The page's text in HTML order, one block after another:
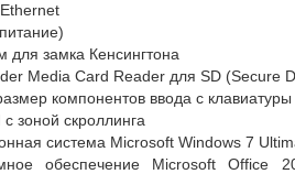
для замка Кенсингтона
Media Card Reader для SD (Secure
компонентов ввода с клавиатуры
зоной скроллинга
система Microsoft Windows 7
обеспечение Microsoft Office